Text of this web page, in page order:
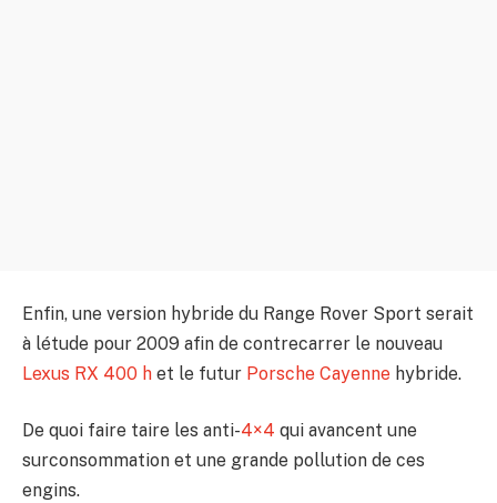
Enfin, une version hybride du Range Rover Sport serait
à létude pour 2009 afin de contrecarrer le nouveau
Lexus RX 400 h et le futur Porsche Cayenne hybride.
De quoi faire taire les anti-4×4 qui avancent une
surconsommation et une grande pollution de ces
engins.